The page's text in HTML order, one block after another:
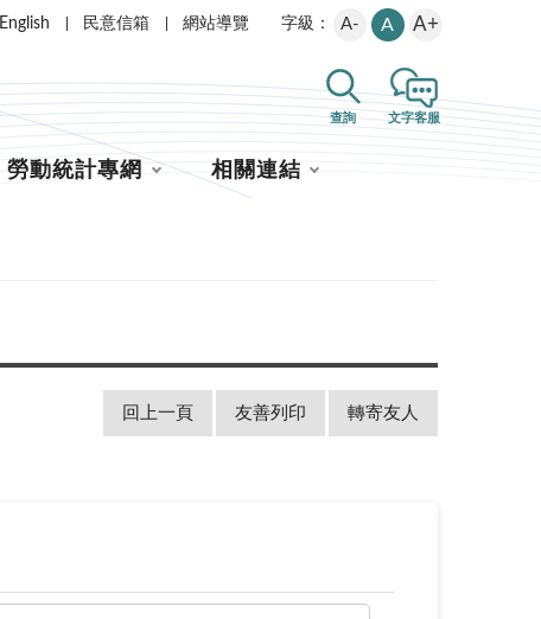
English 民意信箱 網站導覽 字級： A- A A+
查詢 文字客服
勞動統計專網 相關連結
回上一頁 友善列印 轉寄友人